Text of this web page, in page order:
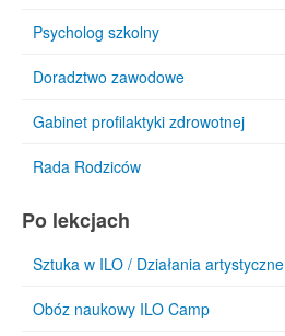
Psycholog szkolny
Doradztwo zawodowe
Gabinet profilaktyki zdrowotnej
Rada Rodziców
Po lekcjach
Sztuka w ILO / Działania artystyczne
Obóz naukowy ILO Camp